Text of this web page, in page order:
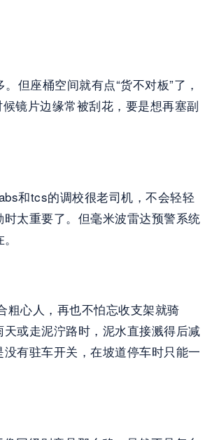
但座桶空间就有点“货不对板”了，
镜片边缘常被刮花，要是想再塞副
和tcs的调校很老司机，不会轻轻
太重要了。但毫米波雷达预警系统
粗心人，再也不怕忘收支架就骑
或走泥泞路时，泥水直接溅得后减
有驻车开关，在坡道停车时只能一